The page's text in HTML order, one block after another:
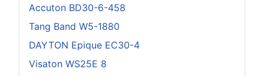
Accuton BD30-6-458
Tang Band W5-1880
DAYTON Epique EC30-4
Visaton WS25E 8